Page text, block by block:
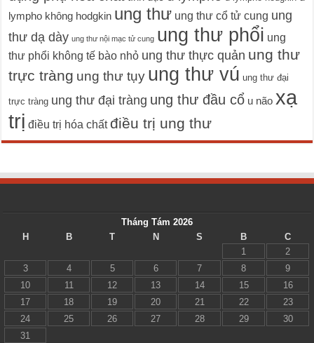
lympho không hodgkin ung thư ung thư cổ tử cung ung
thư dạ dày ung thư nội mạc tử cung ung thư phổi ung
thư phổi không tế bào nhỏ ung thư thực quản ung thư
trực tràng ung thư tụy ung thư vú ung thư đại
trực tràng ung thư đại tràng ung thư đầu cổ u não xạ
trị điều trị hóa chất điều trị ung thư
Tháng Tám 2026
H
B T N S B
C
1
2
3
4 5 6 7 8
9
10
11 12 13 14 15
16
17
18 19 20 21 22
23
24
25 26 27 28 29
30
31